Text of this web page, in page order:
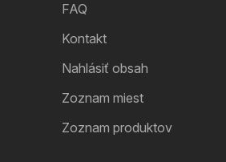
FAQ
Kontakt
Nahlásiť obsah
Zoznam miest
Zoznam produktov